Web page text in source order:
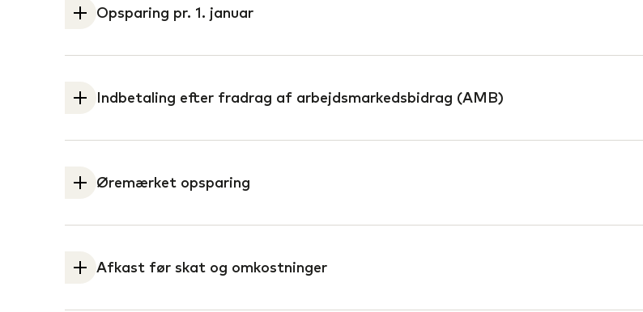
Opsparing pr. 1. januar
Indbetaling efter fradrag af arbejdsmarkeds­bidrag (AMB)
kommer fra din arbejdsgiver, har vi fratrukket 8 % af indbetalingen til
Øremærket opsparing
når du begynder at få din pension udbetalt. Øremærket opsparing er
Afkast før skat og omkostninger